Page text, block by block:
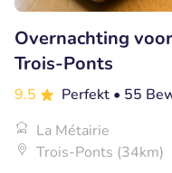
Overnachting
Trois-Ponts
9.5 Perfekt • 55
La Métairie
Trois-Ponts (34km)